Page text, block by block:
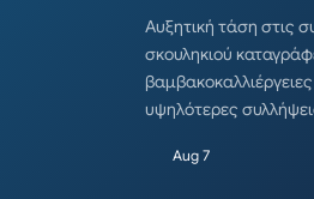
Αυξητική τάση στις
σκουληκιού
υψηλότερες
Aug 7